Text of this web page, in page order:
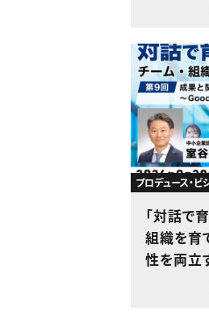
プロデュース・
「対話で
組織を育
性を両立
Cycleが